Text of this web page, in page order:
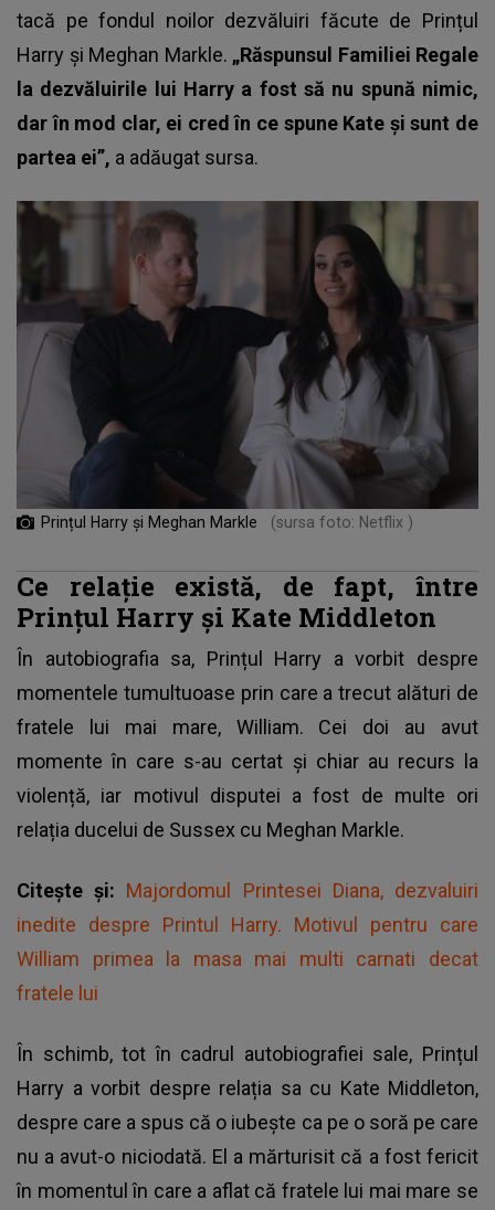
tacă pe fondul noilor dezvăluiri făcute de Prințul
Harry și Meghan Markle. „Răspunsul Familiei Regale
la dezvăluirile lui Harry a fost să nu spună nimic,
dar în mod clar, ei cred în ce spune Kate și sunt de
partea ei”, a adăugat sursa.
Prințul Harry și Meghan Markle (sursa foto: Netflix )
Ce relație există, de fapt, între
Prințul Harry și Kate Middleton
În autobiografia sa, Prințul Harry a vorbit despre
momentele tumultuoase prin care a trecut alături de
fratele lui mai mare, William. Cei doi au avut
momente în care s-au certat și chiar au recurs la
violență, iar motivul disputei a fost de multe ori
relația ducelui de Sussex cu Meghan Markle.
Citește și: Majordomul Printesei Diana, dezvaluiri
inedite despre Printul Harry. Motivul pentru care
William primea la masa mai multi carnati decat
fratele lui
În schimb, tot în cadrul autobiografiei sale, Prințul
Harry a vorbit despre relația sa cu Kate Middleton,
despre care a spus că o iubește ca pe o soră pe care
nu a avut-o niciodată. El a mărturisit că a fost fericit
în momentul în care a aflat că fratele lui mai mare se